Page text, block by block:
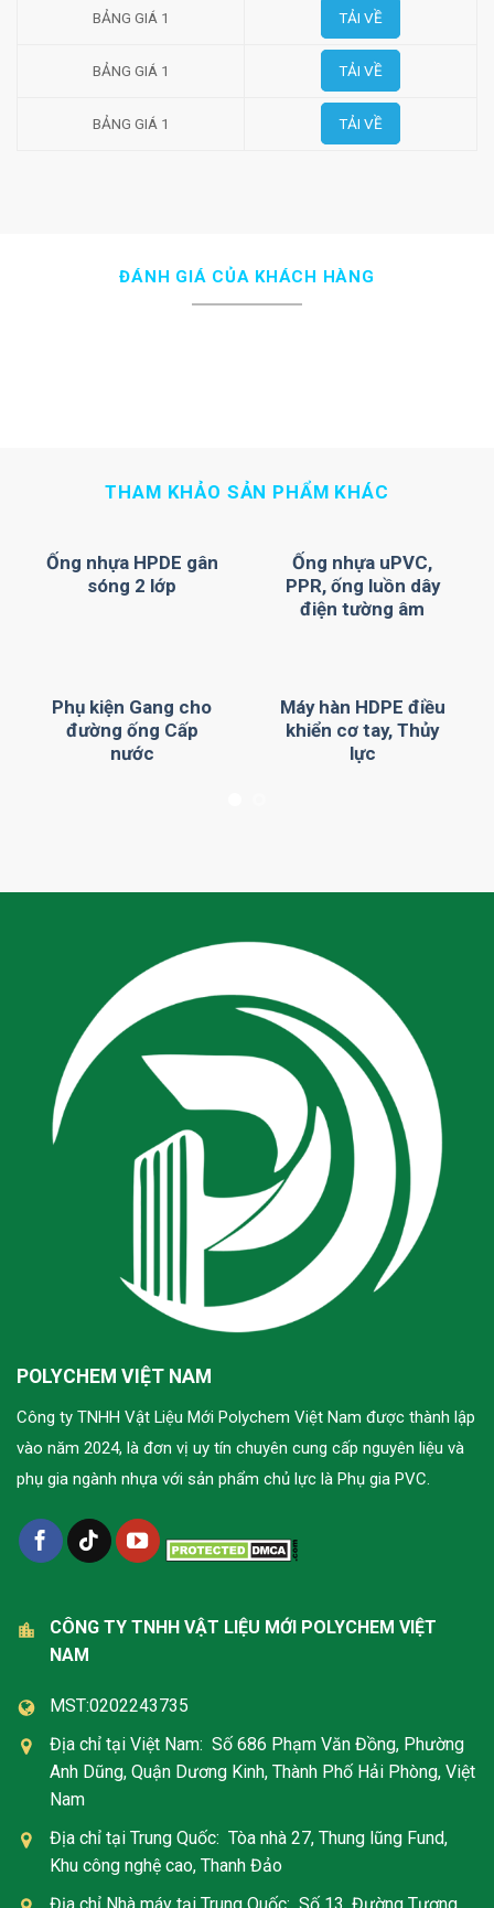
BẢNG GIÁ 1 TẢI VỀ
BẢNG GIÁ 1 TẢI VỀ
BẢNG GIÁ 1 TẢI VỀ
ĐÁNH GIÁ CỦA KHÁCH HÀNG
THAM KHẢO SẢN PHẨM KHÁC
Ống nhựa HPDE gân
sóng 2 lớp
Ống nhựa uPVC,
PPR, ống luồn dây
điện tường âm
Phụ kiện Gang cho
đường ống Cấp
nước
Máy hàn HDPE điều
khiển cơ tay, Thủy
lực
POLYCHEM VIỆT NAM
Công ty TNHH Vật Liệu Mới Polychem Việt Nam được thành lập
vào năm 2024, là đơn vị uy tín chuyên cung cấp nguyên liệu và
phụ gia ngành nhựa với sản phẩm chủ lực là Phụ gia PVC.
CÔNG TY TNHH VẬT LIỆU MỚI POLYCHEM VIỆT
NAM
MST:0202243735
Địa chỉ tại Việt Nam: Số 686 Phạm Văn Đồng, Phường
Anh Dũng, Quận Dương Kinh, Thành Phố Hải Phòng, Việt
Nam
Địa chỉ tại Trung Quốc: Tòa nhà 27, Thung lũng Fund,
Khu công nghệ cao, Thanh Đảo